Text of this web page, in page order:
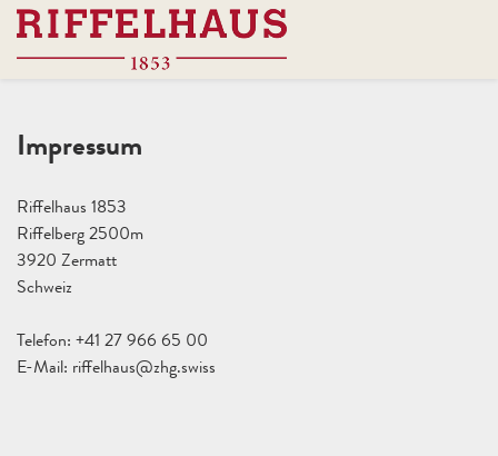
Impressum
Riffelhaus 1853
Riffelberg 2500m
3920 Zermatt
Schweiz
Telefon: +41 27 966 65 00
E-Mail: riffelhaus@zhg.swiss